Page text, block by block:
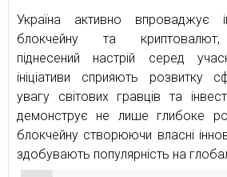
Україна активно впроваджує
блокчейну та криптовалют,
піднесений настрій серед
ініціативи сприяють розвитку
увагу світових гравців та
демонструє не лише глибоке
блокчейну створюючи власні
здобувають популярність на